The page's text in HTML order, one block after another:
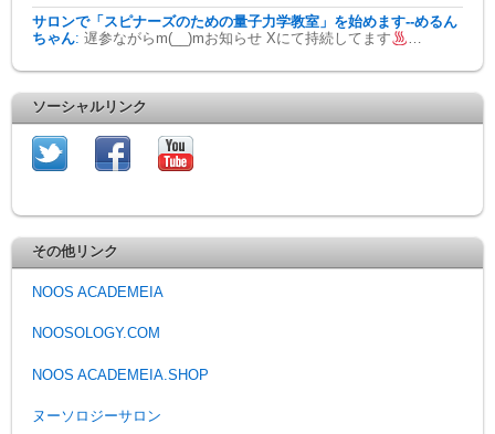
サロンで「スピナーズのための量子力学教室」を始めます--めるん
ちゃん: 遅参ながらm(__)mお知らせ Xにて持続してます …
ソーシャルリンク
その他リンク
NOOS ACADEMEIA
NOOSOLOGY.COM
NOOS ACADEMEIA.SHOP
ヌーソロジーサロン